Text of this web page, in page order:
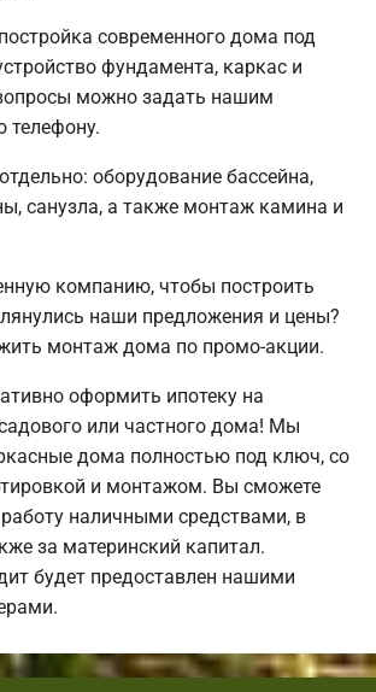
современного дома под
фундамента, каркас и
можно задать нашим
телефону.
оборудование бассейна,
санузла, а также монтаж камина и
компанию, чтобы построить
наши предложения и цены?
монтаж дома по промо-акции.
оформить ипотеку на
или частного дома! Мы
дома полностью под ключ, со
и монтажом. Вы сможете
наличными средствами, в
за материнский капитал.
будет предоставлен нашими